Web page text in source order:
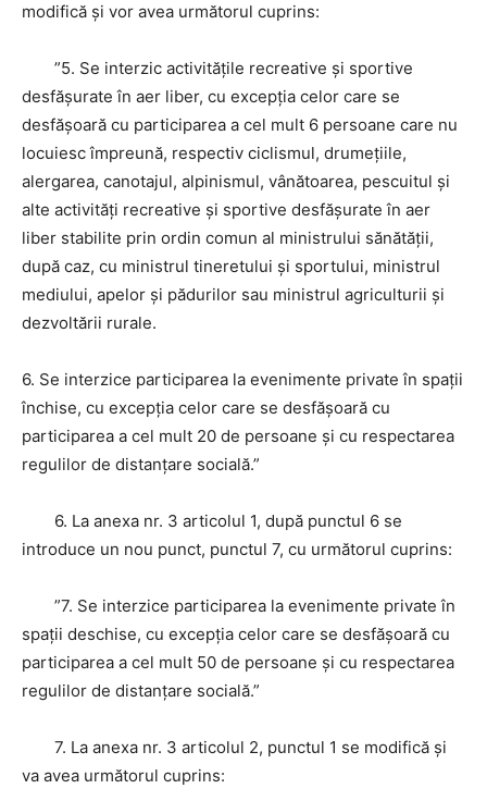
modifică şi vor avea următorul cuprins:
”5. Se interzic activităţile recreative şi sportive
desfăşurate în aer liber, cu excepţia celor care se
desfăşoară cu participarea a cel mult 6 persoane care nu
locuiesc împreună, respectiv ciclismul, drumeţiile,
alergarea, canotajul, alpinismul, vânătoarea, pescuitul şi
alte activităţi recreative şi sportive desfăşurate în aer
liber stabilite prin ordin comun al ministrului sănătăţii,
după caz, cu ministrul tineretului şi sportului, ministrul
mediului, apelor şi pădurilor sau ministrul agriculturii şi
dezvoltării rurale.
6. Se interzice participarea la evenimente private în spaţii
închise, cu excepţia celor care se desfăşoară cu
participarea a cel mult 20 de persoane şi cu respectarea
regulilor de distanţare socială.”
6. La anexa nr. 3 articolul 1, după punctul 6 se
introduce un nou punct, punctul 7, cu următorul cuprins:
”7. Se interzice participarea la evenimente private în
spaţii deschise, cu excepţia celor care se desfăşoară cu
participarea a cel mult 50 de persoane şi cu respectarea
regulilor de distanţare socială.”
7. La anexa nr. 3 articolul 2, punctul 1 se modifică şi
va avea următorul cuprins: